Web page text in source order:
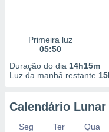
Primeira luz
05:50
Duração do dia 14h15m
Luz da manhã restante
Calendário Lunar
Seg Ter Qua